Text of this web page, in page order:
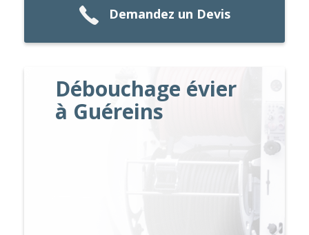
Demandez un Devis
Débouchage évier
à Guéreins